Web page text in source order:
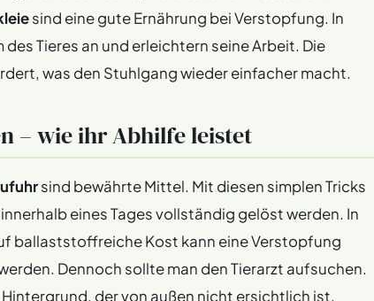
sind eine gute Ernährung bei Verstopfung. In
Tieres an und erleichtern seine Arbeit. Die
was den Stuhlgang wieder einfacher macht.
– wie ihr Abhilfe leistet
sind bewährte Mittel. Mit diesen simplen Tricks
eines Tages vollständig gelöst werden. In
ballaststoffreiche Kost kann eine Verstopfung
Dennoch sollte man den Tierarzt aufsuchen.
der von außen nicht ersichtlich ist.